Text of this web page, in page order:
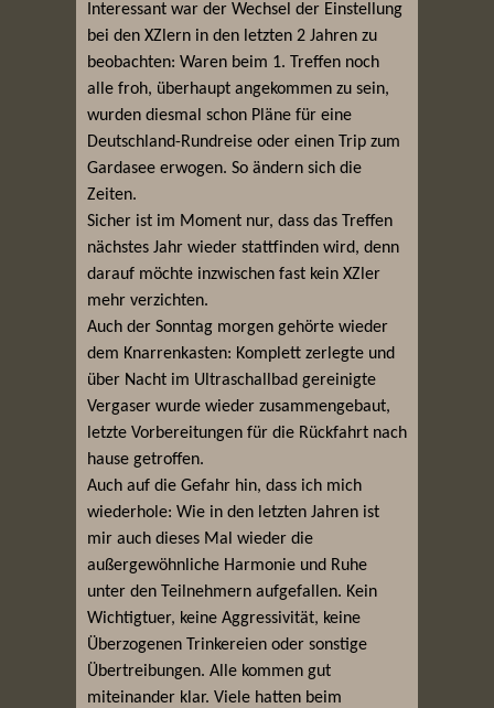
Interessant war der Wechsel der Einstellung
bei den XZlern in den letzten 2 Jahren zu
beobachten: Waren beim 1. Treffen noch
alle froh, überhaupt angekommen zu sein,
wurden diesmal schon Pläne für eine
Deutschland-Rundreise oder einen Trip zum
Gardasee erwogen. So ändern sich die
Zeiten.
Sicher ist im Moment nur, dass das Treffen
nächstes Jahr wieder stattfinden wird, denn
darauf möchte inzwischen fast kein XZler
mehr verzichten.
Auch der Sonntag morgen gehörte wieder
dem Knarrenkasten: Komplett zerlegte und
über Nacht im Ultraschallbad gereinigte
Vergaser wurde wieder zusammengebaut,
letzte Vorbereitungen für die Rückfahrt nach
hause getroffen.
Auch auf die Gefahr hin, dass ich mich
wiederhole: Wie in den letzten Jahren ist
mir auch dieses Mal wieder die
außergewöhnliche Harmonie und Ruhe
unter den Teilnehmern aufgefallen. Kein
Wichtigtuer, keine Aggressivität, keine
Überzogenen Trinkereien oder sonstige
Übertreibungen. Alle kommen gut
miteinander klar. Viele hatten beim